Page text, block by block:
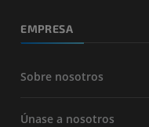
EMPRESA
Sobre nosotros
Únase a nosotros